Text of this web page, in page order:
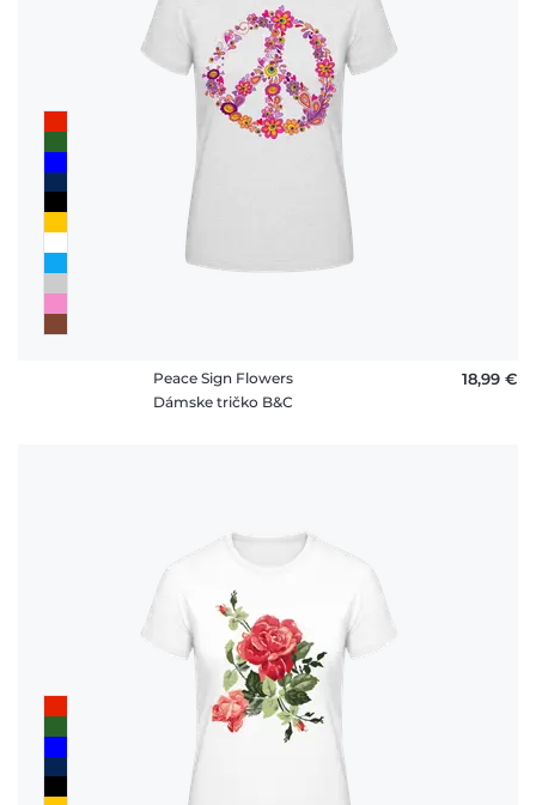
Peace Sign Flowers
Dámske tričko B&C
18,99 €